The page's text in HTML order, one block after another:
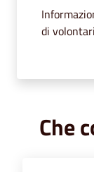
Eventi
Seguici
di
Che